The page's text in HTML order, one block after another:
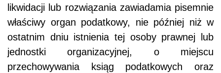
likwidacji lub rozwiązania zawiadamia pisemnie
właściwy organ podatkowy, nie później niż w
ostatnim dniu istnienia tej osoby prawnej lub
jednostki organizacyjnej, o miejscu
przechowywania ksiąg podatkowych oraz